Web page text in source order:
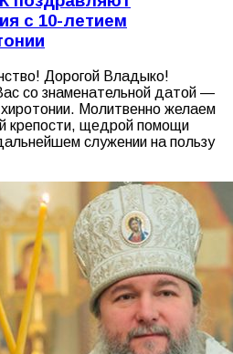
с 10-летием
Дорогой Владыко!
со знаменательной датой —
Молитвенно желаем
крепости, щедрой помощи
служении на пользу